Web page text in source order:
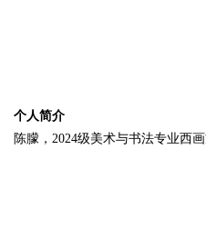
个人简介
陈朦，2024级美术与书法专业西